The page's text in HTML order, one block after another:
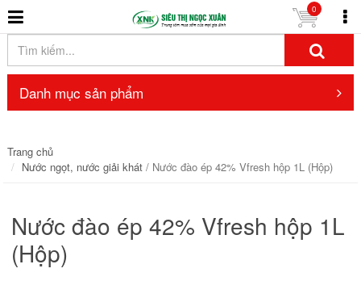
0
Danh mục sản phẩm
Trang chủ
Nước ngọt, nước giải khát/ Nước đào ép 42% Vfresh hộp 1L (Hộp)
Nước đào ép 42% Vfresh hộp 1L
(Hộp)